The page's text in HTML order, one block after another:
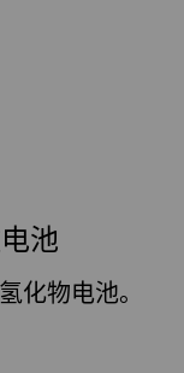
池
化物电池。